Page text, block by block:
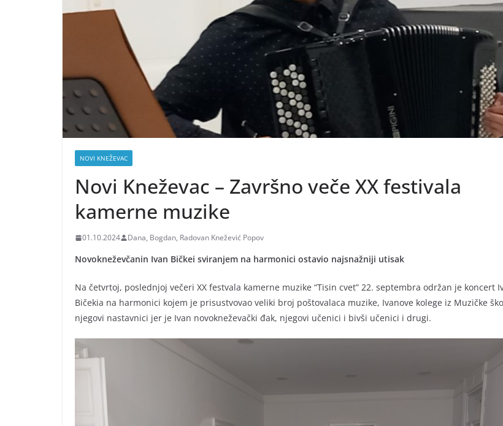
NOVI KNEŽEVAC
Novi Kneževac – Završno veče XX festivala
kamerne muzike
01.10.2024 Dana, Bogdan, Radovan Knežević Popov
Novokneževčanin Ivan Bičkei sviranjem na harmonici ostavio najsnažniji utisak
Na četvrtoj, poslednjoj večeri XX festvala kamerne muzike “Tisin cvet” 22. septembra održan je koncert
Bičekia na harmonici kojem je prisustvovao veliki broj poštovalaca muzike, Ivanove kolege iz Muzičke
njegovi nastavnici jer je Ivan novokneževački đak, njegovi učenici i bivši učenici i drugi.